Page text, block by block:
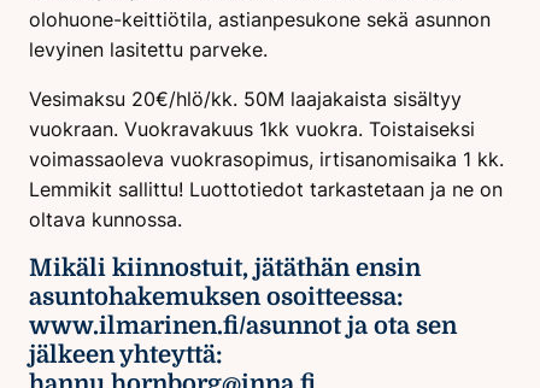
olohuone-keittiötila, astianpesukone sekä asunnon
levyinen lasitettu parveke.
Vesimaksu 20€/hlö/kk. 50M laajakaista sisältyy
vuokraan. Vuokravakuus 1kk vuokra. Toistaiseksi
voimassaoleva vuokrasopimus, irtisanomisaika 1 kk.
Lemmikit sallittu! Luottotiedot tarkastetaan ja ne on
oltava kunnossa.
Mikäli kiinnostuit, jätäthän ensin
asuntohakemuksen osoitteessa:
www.ilmarinen.fi/asunnot ja ota sen
jälkeen yhteyttä: